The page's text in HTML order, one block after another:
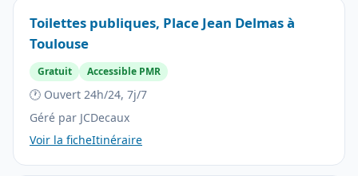
Toilettes publiques, Place Jean Delmas à
Toulouse
Gratuit Accessible PMR
🕐 Ouvert 24h/24, 7j/7
Géré par JCDecaux
Voir la ficheItinéraire